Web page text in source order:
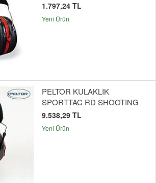
1.797,24 TL
Yeni Ürün
PELTOR KULAKLIK
SPORTTAC RD SHOOTING
9.538,29 TL
Yeni Ürün